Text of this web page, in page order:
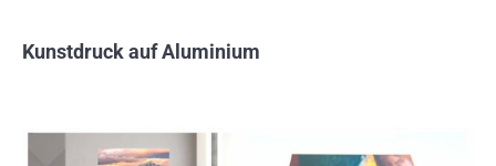
Kunstdruck auf Aluminium